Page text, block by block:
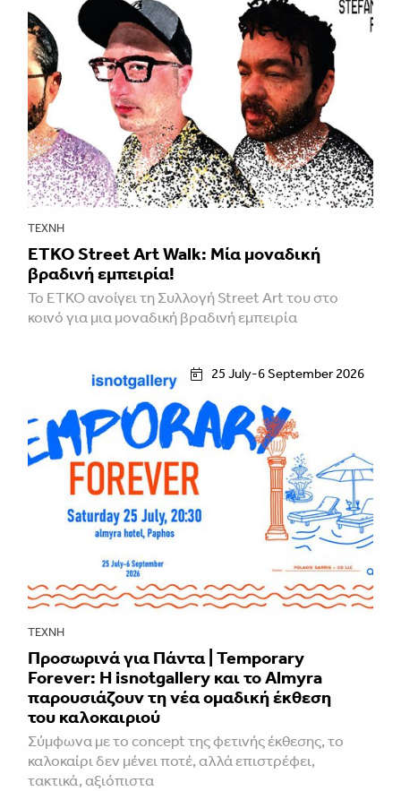
ΤΈΧΝΗ
ETKO Street Art Walk: Μία μοναδική
βραδινή εμπειρία!
Το ETKO ανοίγει τη Συλλογή Street Art του στο
κοινό για μια μοναδική βραδινή εμπειρία
25 July-6 September 2026
ΤΈΧΝΗ
Προσωρινά για Πάντα | Temporary
Forever: Η isnotgallery και το Almyra
παρουσιάζουν τη νέα ομαδική έκθεση
του καλοκαιριού
Σύμφωνα με το concept της φετινής έκθεσης, το
καλοκαίρι δεν μένει ποτέ, αλλά επιστρέφει,
τακτικά, αξιόπιστα